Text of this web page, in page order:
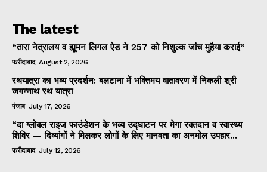
The latest
“तारा नेत्रालय व ह्यूमन लिगल ऐड ने 257 को निशुल्क जांच मुहैया कराई”
फरीदाबाद August 2, 2026
रथयात्रा का भव्य प्रदर्शन: बलटाना में भक्तिमय वातावरण में निकली श्री
जगन्नाथ रथ यात्रा
पंजाब July 17, 2026
“दा ग्लोबल राइज फाउंडेशन के भव्य उद्घाटन पर मेगा रक्तदान व स्वास्थ्य
शिविर — दिव्यांगों ने मिलकर लोगों के लिए मानवता का अनमोल उपहार...
फरीदाबाद July 12, 2026